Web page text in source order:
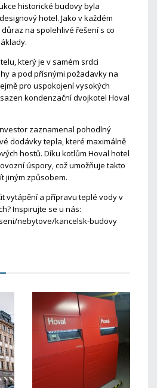
historické budovy byla
hotel. Jako v každém
na spolehlivé řešení s co
který je v samém srdci
a pod přísnými požadavky na
pro uspokojení vysokých
kondenzační dvojkotel Hoval
zaznamenal pohodlný
dodávky tepla, které maximálně
hostů. Díku kotlům Hoval hotel
úspory, což umožňuje takto
jiným způsobem.
vytápění a přípravu teplé vody v
Inspirujte se u nás:
nebytove/kancelsk-budovy